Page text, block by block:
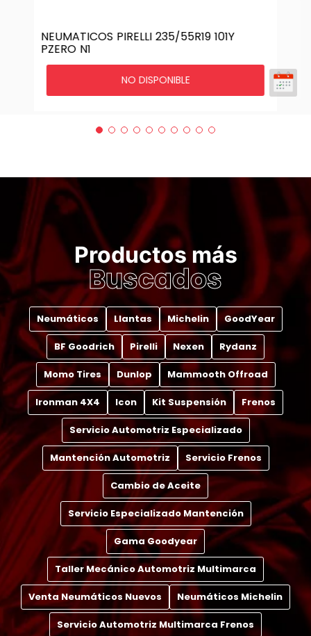
NEUMATICOS PIRELLI 235/55R19 101Y
PZERO N1
NO DISPONIBLE
Productos más
Buscados
Neumáticos Llantas Michelin GoodYear
BF Goodrich Pirelli Nexen Rydanz
Momo Tires Dunlop Mammooth Offroad
Ironman 4X4 Icon Kit Suspensión Frenos
Servicio Automotriz Especializado
Mantención Automotriz Servicio Frenos
Cambio de Aceite
Servicio Especializado Mantención
Gama Goodyear
Taller Mecánico Automotriz Multimarca
Venta Neumáticos Nuevos Neumáticos Michelin
Servicio Automotriz Multimarca Frenos